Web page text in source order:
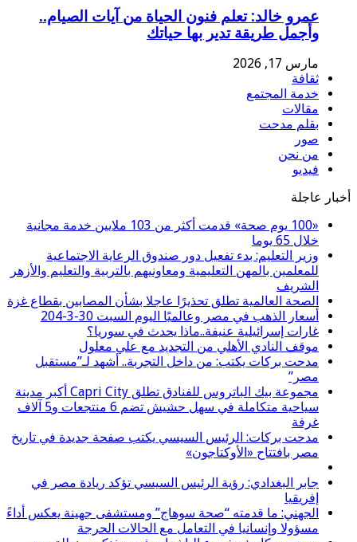
عمرو خالد: تعلم فنون الحياة من آيات الصيام..
وأجمل طريقة تدير بها حياتك
مارس 17, 2026
ثقافة
خدمة المجتمع
مقالات
بقلم مدحت
صور
من نحن
فيديو
أخبار عاجلة
«100 يوم صحة» قدمت أكثر من 103 ملايين خدمة مجانية
خلال 65 يوما
وزير التعليم: بدء تفعيل دور صندوق الرعاية الاجتماعية
للمعلمين بالمهن التعليمية ومعاونيهم بالتربية والتعليم والأزهر
الشريف
الصحة العالمية تطلق تحذيرًا عاجلا بشأن المصابين بقطاع غزة
أسعار الذهب في مصر وعالميًا اليوم السبت 30-3-204
غارات إسرائيلية عنيفة..ماذا يحدث في سوريا؟
موقف النادي الأهلي من التجديد مع علي معلول
مدحت بركات يكتب: من داخل التجربة.. أشهد لـ”مستقبل
مصر”
مجموعة بيك الباتروس للفنادق تطلق Capri City أكبر مدينة
سياحية متكاملة في سهل حشيش تضم 6 منتجعات و5 آلاف
غرفة
مدحت بركات: الرئيس السيسي يكتب صفحة جديدة في تاريخ
مصر بافتتاح «الأوكتاجون»
جابر البغدادي: رؤية الرئيس السيسي تؤكد ريادة مصر في
إفريقيا
الجهني: ما قدمته “صحة سوهاج” ومستشفى جهينة يعكس أداءً
مسؤولا وإنسانيا في التعامل مع الحالات الحرجة